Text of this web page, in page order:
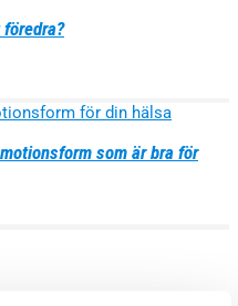
som är bra för